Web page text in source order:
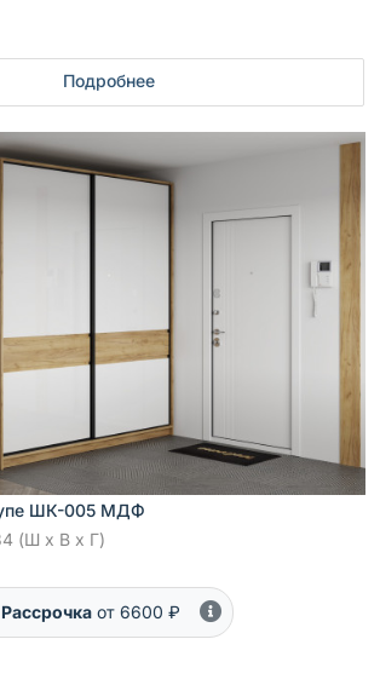
Подробнее
ШК-005 МДФ
(Ш x В x Г)
Рассрочка от 6600 ₽